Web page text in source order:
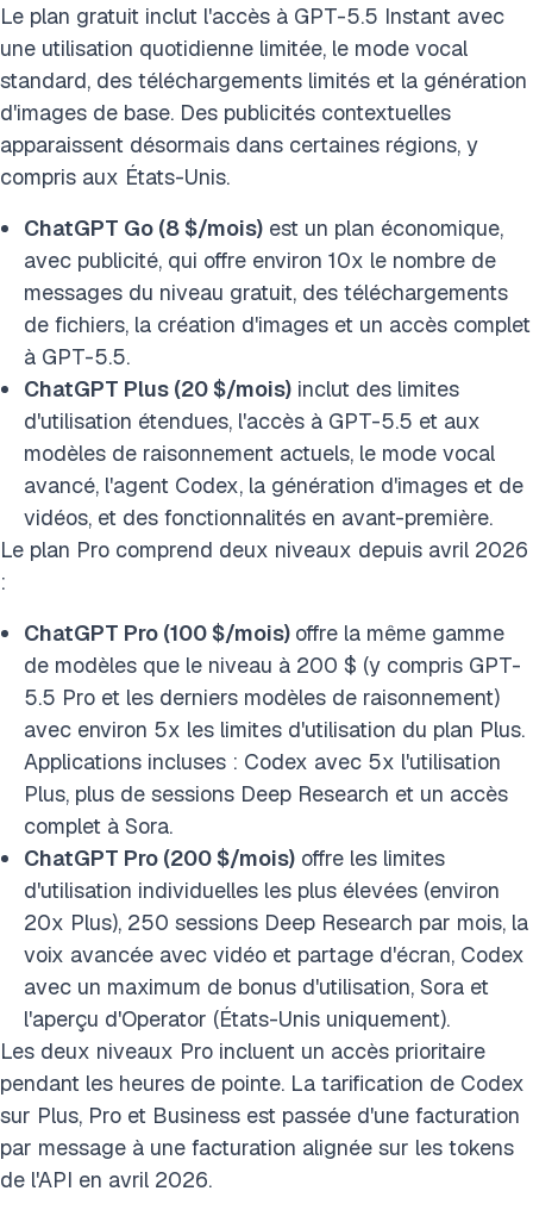
Le plan gratuit inclut l'accès à GPT-5.5 Instant avec
une utilisation quotidienne limitée, le mode vocal
standard, des téléchargements limités et la génération
d'images de base. Des publicités contextuelles
apparaissent désormais dans certaines régions, y
compris aux États-Unis.
ChatGPT Go (8 $/mois) est un plan économique,
avec publicité, qui offre environ 10x le nombre de
messages du niveau gratuit, des téléchargements
de fichiers, la création d'images et un accès complet
à GPT-5.5.
ChatGPT Plus (20 $/mois) inclut des limites
d'utilisation étendues, l'accès à GPT-5.5 et aux
modèles de raisonnement actuels, le mode vocal
avancé, l'agent Codex, la génération d'images et de
vidéos, et des fonctionnalités en avant-première.
Le plan Pro comprend deux niveaux depuis avril 2026
:
ChatGPT Pro (100 $/mois) offre la même gamme
de modèles que le niveau à 200 $ (y compris GPT-
5.5 Pro et les derniers modèles de raisonnement)
avec environ 5x les limites d'utilisation du plan Plus.
Applications incluses : Codex avec 5x l'utilisation
Plus, plus de sessions Deep Research et un accès
complet à Sora.
ChatGPT Pro (200 $/mois) offre les limites
d'utilisation individuelles les plus élevées (environ
20x Plus), 250 sessions Deep Research par mois, la
voix avancée avec vidéo et partage d'écran, Codex
avec un maximum de bonus d'utilisation, Sora et
l'aperçu d'Operator (États-Unis uniquement).
Les deux niveaux Pro incluent un accès prioritaire
pendant les heures de pointe. La tarification de Codex
sur Plus, Pro et Business est passée d'une facturation
par message à une facturation alignée sur les tokens
de l'API en avril 2026.